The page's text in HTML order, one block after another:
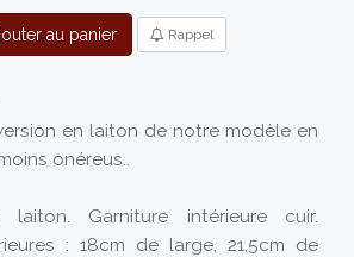
au panier Rappel
en laiton de notre modèle en
onéreus..
laiton. Garniture intérieure cuir.
: 18cm de large, 21,5cm de